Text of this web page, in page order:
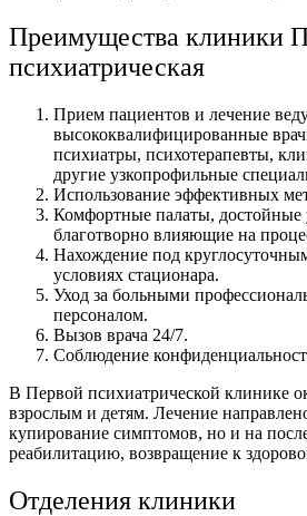
Преимущества клиники
психиатрическая
Прием пациентов и лечение
высококвалифицированные
психиатры, психотерапевты,
другие узкопрофильные
Использование эффективных
Комфортные палаты, достойные
благотворно влияющие на
Нахождение под
условиях стационара.
Уход за больными
персоналом.
Вызов врача 24/7.
Соблюдение
В Первой психиатрической клинике
взрослым и детям. Лечение
купирование симптомов, но и на
реабилитацию, возвращение к
Отделения клиники